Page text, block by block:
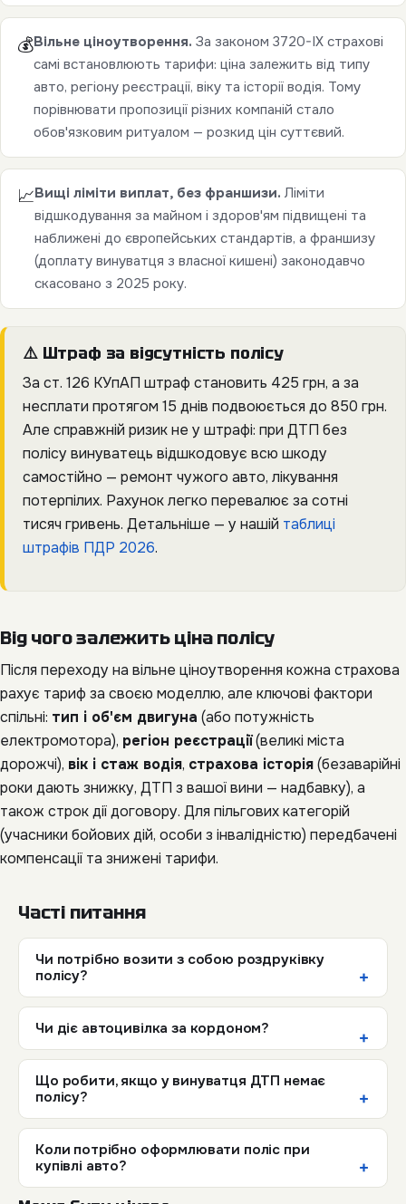
💰Вільне ціноутворення. За законом 3720-IX страхові
самі встановлюють тарифи: ціна залежить від типу
авто, регіону реєстрації, віку та історії водія. Тому
порівнювати пропозиції різних компаній стало
обов'язковим ритуалом — розкид цін суттєвий.
📈Вищі ліміти виплат, без франшизи. Ліміти
відшкодування за майном і здоров'ям підвищені та
наближені до європейських стандартів, а франшизу
(доплату винуватця з власної кишені) законодавчо
скасовано з 2025 року.
⚠️ Штраф за відсутність полісу
За ст. 126 КУпАП штраф становить 425 грн, а за
несплати протягом 15 днів подвоюється до 850 грн.
Але справжній ризик не у штрафі: при ДТП без
полісу винуватець відшкодовує всю шкоду
самостійно — ремонт чужого авто, лікування
потерпілих. Рахунок легко перевалює за сотні
тисяч гривень. Детальніше — у нашій таблиці
штрафів ПДР 2026.
Від чого залежить ціна полісу
Після переходу на вільне ціноутворення кожна страхова
рахує тариф за своєю моделлю, але ключові фактори
спільні: тип і об'єм двигуна (або потужність
електромотора), регіон реєстрації(великі міста
дорожчі), вік і стаж водія, страхова історія(безаварійні
роки дають знижку, ДТП з вашої вини — надбавку), а
також строк дії договору. Для пільгових категорій
(учасники бойових дій, особи з інвалідністю) передбачені
компенсації та знижені тарифи.
Часті питання
Чи потрібно возити з собою роздруківку
полісу?
Чи діє автоцивілка за кордоном?
Що робити, якщо у винуватця ДТП немає
полісу?
Коли потрібно оформлювати поліс при
купівлі авто?